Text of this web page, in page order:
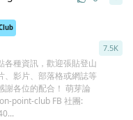
7.5K
各種資訊，歡迎張貼登山
、影片、部落格或網誌等
謝各位的配合！ 萌芽論
point-club FB 社團: